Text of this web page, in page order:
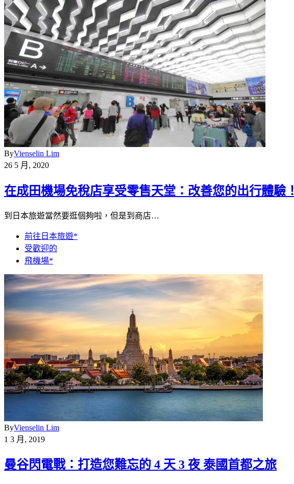
ByVienselin Lim
26 5 月, 2020
在成田機場免稅店享受零售天堂：改善您的出行體驗！
到日本旅遊當然要逛個夠啦，但是到商店…
前往日本旅遊*
受歡迎的
飛機場*
ByVienselin Lim
1 3 月, 2019
曼谷閃電戰：打造您難忘的 4 天 3 夜 泰國首都之旅